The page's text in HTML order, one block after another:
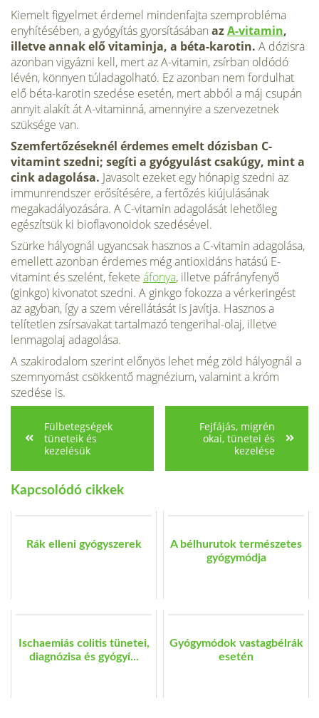
Kiemelt figyelmet érdemel mindenfajta szemprobléma
enyhítésében, a gyógyítás gyorsításában azA-vitamin,
illetve annak elő vitaminja, a béta-karotin. A dózisra
azonban vigyázni kell, mert az A-vitamin, zsírban oldódó
lévén, könnyen túladagolható. Ez azonban nem fordulhat
elő béta-karotin szedése esetén, mert abból a máj csupán
annyit alakít át A-vitaminná, amennyire a szervezetnek
szüksége van.
Szemfertőzéseknél érdemes emelt dózisban C-
vitamint szedni; segíti a gyógyulást csakúgy, mint a
cink adagolása. Javasolt ezeket egy hónapig szedni az
immunrendszer erősítésére, a fertőzés kiújulásának
megakadályozására. A C-vitamin adagolását lehetőleg
egészítsük ki bioflavonoidok szedésével.
Szürke hályognál ugyancsak hasznos a C-vitamin adagolása,
emellett azonban érdemes még antioxidáns hatású E-
vitamint és szelént, fekete áfonya, illetve páfrányfenyő
(ginkgo) kivonatot szedni. A ginkgo fokozza a vérkeringést
az agyban, így a szem vérellátását is javítja. Hasznos a
telítetlen zsírsavakat tartalmazó tengerihal-olaj, illetve
lenmagolaj adagolása.
A szakirodalom szerint előnyös lehet még zöld hályognál a
szemnyomást csökkentő magnézium, valamint a króm
szedése is.
Fülbetegségek
tüneteik és
kezelésük
Fejfájás, migrén
okai, tünetei és
kezelése
Kapcsolódó cikkek
Rák elleni gyógyszerek
A bélhurutok természetes
gyógymódja
Ischaemiás colitis tünetei,
diagnózisa és gyógyí...
Gyógymódok vastagbélrák
esetén